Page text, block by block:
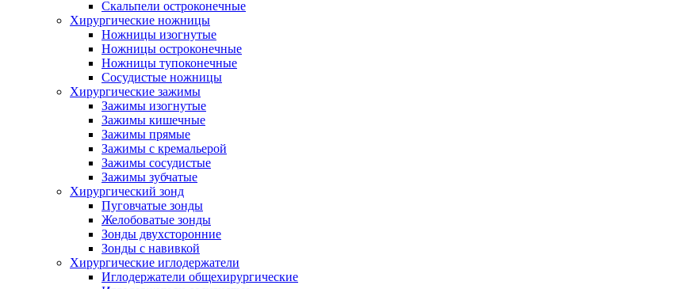
Скальпели остроконечные
Хирургические ножницы
Ножницы изогнутые
Ножницы остроконечные
Ножницы тупоконечные
Сосудистые ножницы
Хирургические зажимы
Зажимы изогнутые
Зажимы кишечные
Зажимы прямые
Зажимы с кремальерой
Зажимы сосудистые
Зажимы зубчатые
Хирургический зонд
Пуговчатые зонды
Желобоватые зонды
Зонды двухсторонние
Зонды с навивкой
Хирургические иглодержатели
Иглодержатели общехирургические